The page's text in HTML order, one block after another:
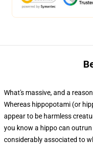
What's massive, and a
Whereas hippopotami (or
appear to be harmless
you know a hippo can
considerably associated to